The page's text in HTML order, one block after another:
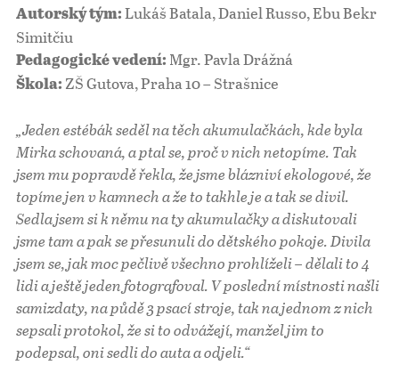
Autorský tým: Lukáš Batala, Daniel Russo, Ebu Bekr
Simitčiu
Pedagogické vedení: Mgr. Pavla Drážná
Škola: ZŠ Gutova, Praha 10 – Strašnice
„Jeden estébák seděl na těch akumulačkách, kde byla
Mirka schovaná, a ptal se, proč v nich netopíme. Tak
jsem mu popravdě řekla, že jsme blázniví ekologové, že
topíme jen v kamnech a že to takhle je a tak se divil.
Sedla jsem si k němu na ty akumulačky a diskutovali
jsme tam a pak se přesunuli do dětského pokoje. Divila
jsem se, jak moc pečlivě všechno prohlíželi – dělali to 4
lidi a ještě jeden fotografoval. V poslední místnosti našli
samizdaty, na půdě 3 psací stroje, tak na jednom z nich
sepsali protokol, že si to odvážejí, manžel jim to
podepsal, oni sedli do auta a odjeli.“